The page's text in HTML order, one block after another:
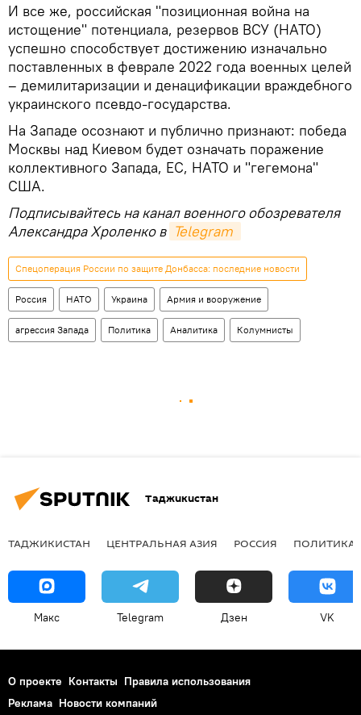
И все же, российская "позиционная война на
истощение" потенциала, резервов ВСУ (НАТО)
успешно способствует достижению изначально
поставленных в феврале 2022 года военных целей
– демилитаризации и денацификации враждебного
украинского псевдо-государства.
На Западе осознают и публично признают: победа
Москвы над Киевом будет означать поражение
коллективного Запада, ЕС, НАТО и "гегемона"
США.
Подписывайтесь на канал военного обозревателя
Александра Хроленко в Telegram
Спецоперация России по защите Донбасса: последние новости
Россия НАТО Украина Армия и вооружение
агрессия Запада Политика Аналитика Колумнисты
Таджикистан
ТАДЖИКИСТАН ЦЕНТРАЛЬНАЯ АЗИЯ РОССИЯ ПОЛИТИКА
Макс Telegram Дзен VK
О проекте Контакты Правила использования
Реклама Новости компаний